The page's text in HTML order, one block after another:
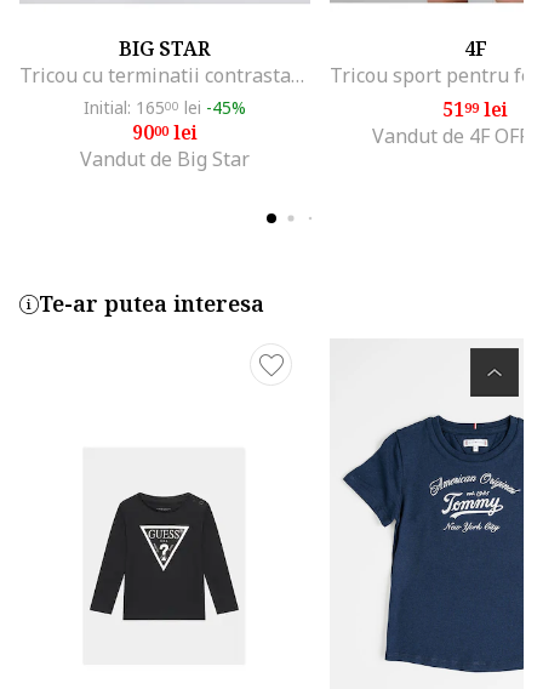
BIG STAR
Tricou cu terminatii contrastante Kola 403
Initial: 16500 lei -45%
9000lei
Vandut de Big Star
4F
5199lei
Vandut de 4F
Te-ar putea interesa